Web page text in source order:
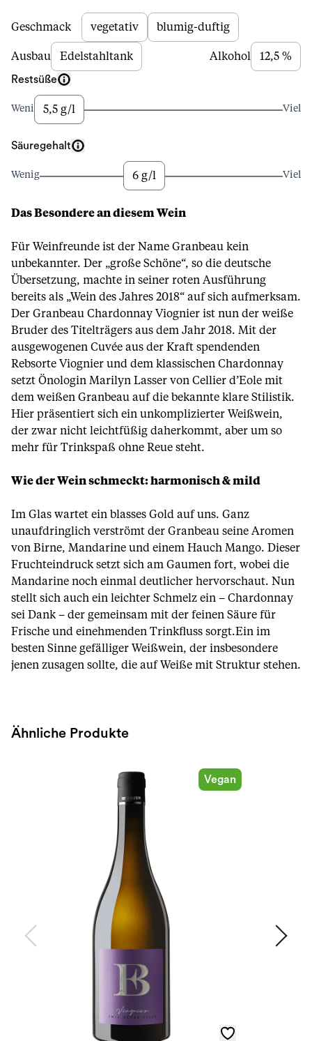
Beschreibung
Geschmack vegetativ blumig-duftig
Ausbau Edelstahltank Alkohol 12,5 %
Restsüße
Wenig 5,5 g/l Viel
Säuregehalt
Wenig 6 g/l Viel
Das Besondere an diesem Wein
Für Weinfreunde ist der Name Granbeau kein
unbekannter. Der „große Schöne“, so die deutsche
Übersetzung, machte in seiner roten Ausführung
bereits als „Wein des Jahres 2018“ auf sich aufmerksam.
Der Granbeau Chardonnay Viognier ist nun der weiße
Bruder des Titelträgers aus dem Jahr 2018. Mit der
ausgewogenen Cuvée aus der Kraft spendenden
Rebsorte Viognier und dem klassischen Chardonnay
setzt Önologin Marilyn Lasser von Cellier d’Eole mit
dem weißen Granbeau auf die bekannte klare Stilistik.
Hier präsentiert sich ein unkomplizierter Weißwein,
der zwar nicht leichtfüßig daherkommt, aber um so
mehr für Trinkspaß ohne Reue steht.
Wie der Wein schmeckt: harmonisch & mild
Im Glas wartet ein blasses Gold auf uns. Ganz
unaufdringlich verströmt der Granbeau seine Aromen
von Birne, Mandarine und einem Hauch Mango. Dieser
Fruchteindruck setzt sich am Gaumen fort, wobei die
Mandarine noch einmal deutlicher hervorschaut. Nun
stellt sich auch ein leichter Schmelz ein – Chardonnay
sei Dank – der gemeinsam mit der feinen Säure für
Frische und einehmenden Trinkfluss sorgt.Ein im
besten Sinne gefälliger Weißwein, der insbesondere
jenen zusagen sollte, die auf Weiße mit Struktur stehen.
Ähnliche Produkte
Vegan